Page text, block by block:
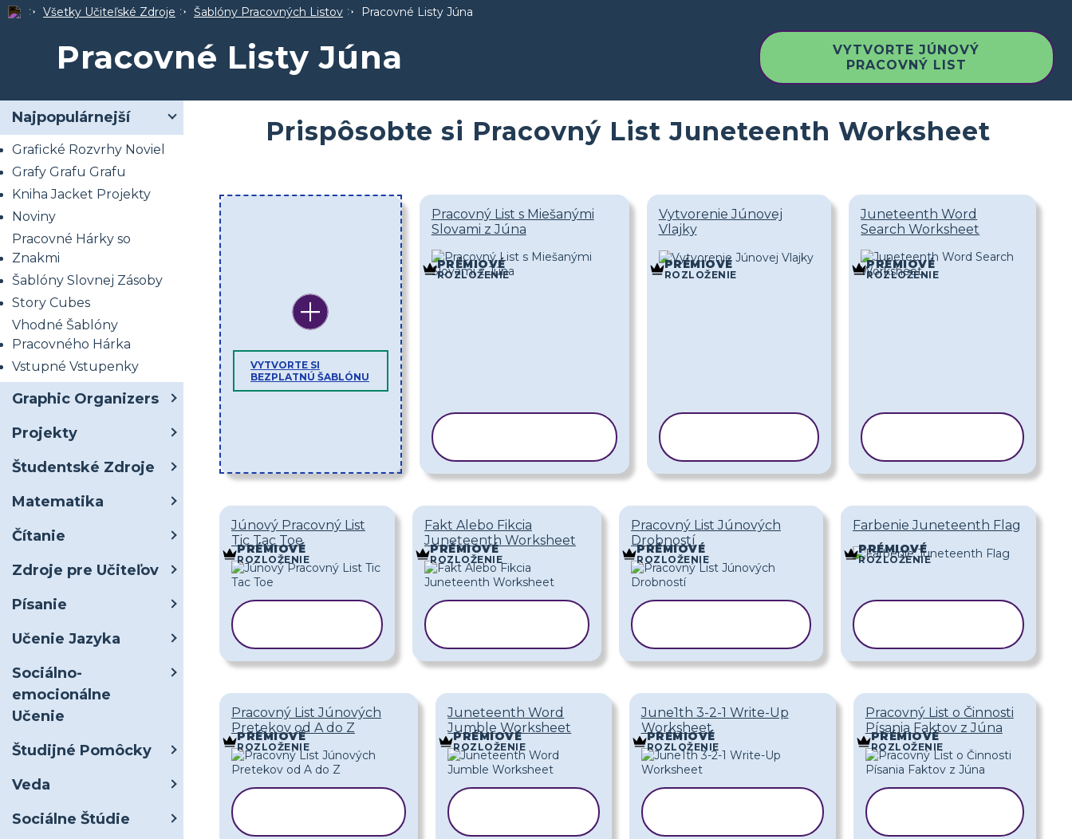
Všetky Učiteľské Zdroje Šablóny Pracovných Listov Pracovné Listy Júna
Pracovné Listy Júna
VYTVORTE JÚNOVÝ
PRACOVNÝ LIST
Najpopulárnejší
Grafické Rozvrhy Noviel
Grafy Grafu Grafu
Kniha Jacket Projekty
Noviny
Pracovné Hárky so
Znakmi
Šablóny Slovnej Zásoby
Story Cubes
Vhodné Šablóny
Pracovného Hárka
Vstupné Vstupenky
Graphic Organizers
Projekty
Študentské Zdroje
Matematika
Čítanie
Zdroje pre Učiteľov
Písanie
Učenie Jazyka
Sociálno-
emocionálne
Učenie
Študijné Pomôcky
Veda
Sociálne Štúdie
Prispôsobte si Pracovný List Juneteenth Worksheet
VYTVORTE SI
BEZPLATNÚ ŠABLÓNU
Pracovný List s Miešanými
Slovami z Júna
PRÉMIOVÉ
ROZLOŽENIE
Vytvorenie Júnovej
Vlajky
PRÉMIOVÉ
ROZLOŽENIE
Juneteenth Word
Search Worksheet
PRÉMIOVÉ
ROZLOŽENIE
Júnový Pracovný List
Tic Tac Toe
PRÉMIOVÉ
ROZLOŽENIE
Fakt Alebo Fikcia
Juneteenth Worksheet
PRÉMIOVÉ
ROZLOŽENIE
Pracovný List Júnových
Drobností
PRÉMIOVÉ
ROZLOŽENIE
Farbenie Juneteenth Flag
PRÉMIOVÉ
ROZLOŽENIE
Pracovný List Júnových
Pretekov od A do Z
PRÉMIOVÉ
ROZLOŽENIE
Juneteenth Word
Jumble Worksheet
PRÉMIOVÉ
ROZLOŽENIE
June1th 3-2-1 Write-Up
Worksheet
PRÉMIOVÉ
ROZLOŽENIE
Pracovný List o Činnosti
Písania Faktov z Júna
PRÉMIOVÉ
ROZLOŽENIE